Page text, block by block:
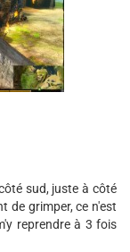
sud, juste à côté
de grimper, ce n'est
reprendre à 3 fois